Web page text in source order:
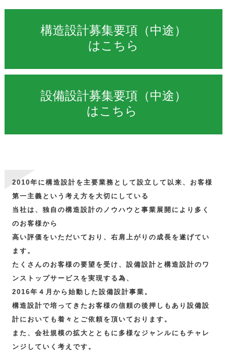
構造設計募集要項（中途）
はこちら
設備設計募集要項（中途）
はこちら
2010年に構造設計を主要業務として設立して以来、お客様
第一主義という考え方を大切にしている
当社は、独自の構造設計のノウハウと事業展開により多く
のお客様から
高い評価をいただいており、右肩上がりの成長を遂げてい
ます。
たくさんのお客様の要望を受け、設備設計と 構造設計のワ
ンストップサービスを実現する為、
2016年４月から始動した設備設計事業。
構造設計で培ってきたお客様の信頼の後押しもあり設備設
計においても着々とご依頼を頂いております。
また、会社規模の拡大とともに多様なジャンルにもチャレ
ンジしていく考えです。